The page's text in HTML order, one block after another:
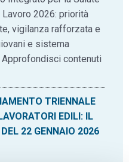
2026: priorità
vigilanza rafforzata e
e sistema
contenuti
TRIENNALE
EDILI: IL
22 GENNAIO 2026